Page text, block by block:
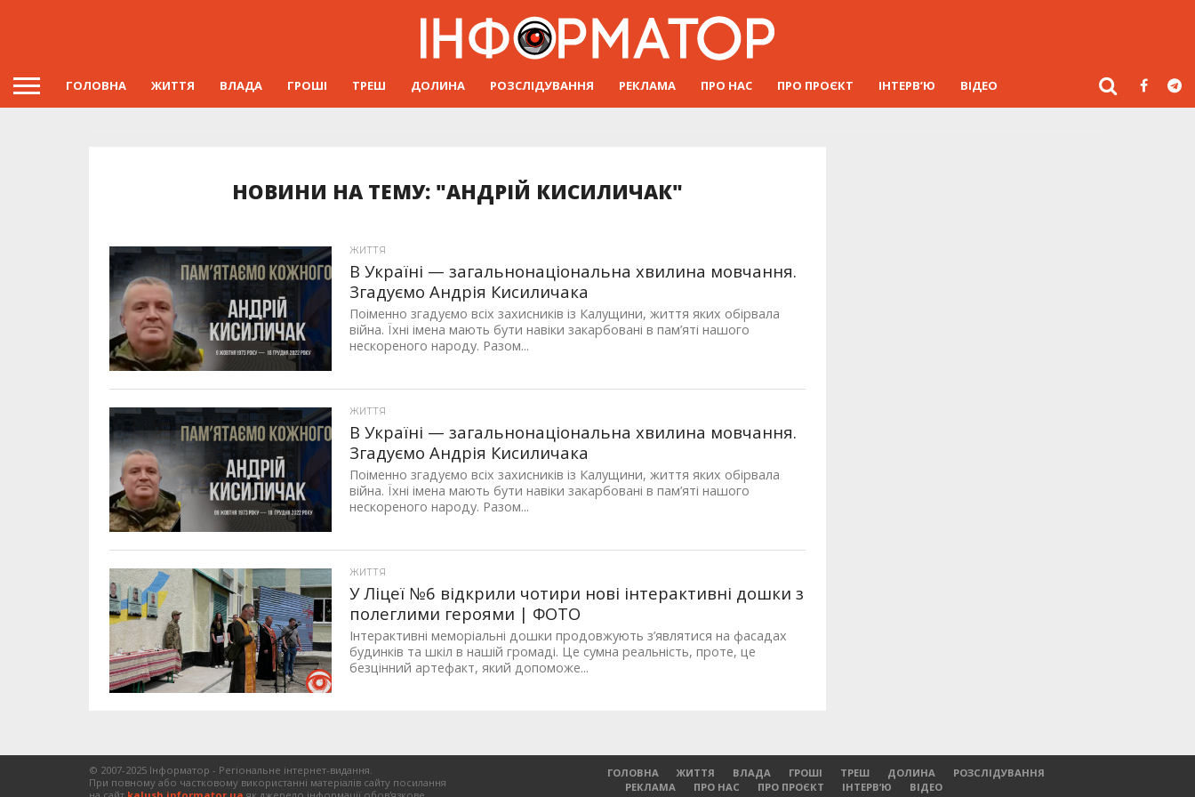
ГОЛОВНА ЖИТТЯ ВЛАДА ГРОШІ ТРЕШ ДОЛИНА РОЗСЛІДУВАННЯ РЕКЛАМА ПРО НАС ПРО ПРОЄКТ ІНТЕРВ’Ю ВІДЕО
НОВИНИ НА ТЕМУ: "АНДРІЙ КИСИЛИЧАК"
ЖИТТЯ
В Україні — загальнонаціональна хвилина мовчання.
Згадуємо Андрія Кисиличака
Поіменно згадуємо всіх захисників із Калущини, життя яких обірвала
війна. Їхні імена мають бути навіки закарбовані в пам’яті нашого
нескореного народу. Разом...
ЖИТТЯ
В Україні — загальнонаціональна хвилина мовчання.
Згадуємо Андрія Кисиличака
Поіменно згадуємо всіх захисників із Калущини, життя яких обірвала
війна. Їхні імена мають бути навіки закарбовані в пам’яті нашого
нескореного народу. Разом...
ЖИТТЯ
У Ліцеї №6 відкрили чотири нові інтерактивні дошки з
полеглими героями | ФОТО
Інтерактивні меморіальні дошки продовжують з’являтися на фасадах
будинків та шкіл в нашій громаді. Це сумна реальність, проте, це
безцінний артефакт, який допоможе...
ГОЛОВНА ЖИТТЯ ВЛАДА ГРОШІ ТРЕШ ДОЛИНА
РОЗСЛІДУВАННЯ
РЕКЛАМА
ПРО НАС ПРО ПРОЄКТ ІНТЕРВ’Ю ВІДЕО
© 2007-2025 Інформатор - Регіональне інтернет-видання.
При повному або частковому використанні матеріалів сайту посилання